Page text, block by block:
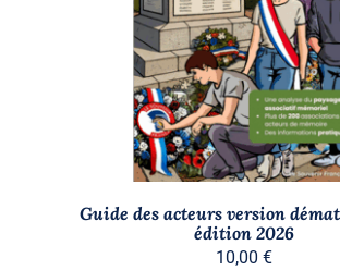
Guide des acteurs version
édition 2026
10,00 €